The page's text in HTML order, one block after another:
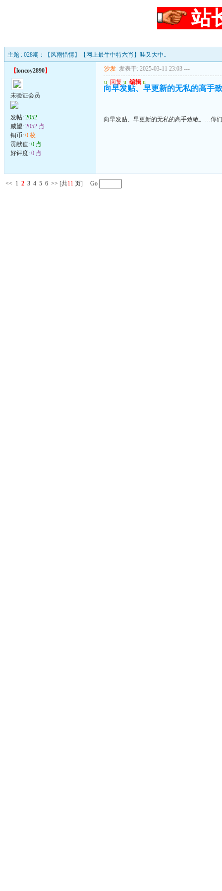
站
主题 : 028期：【风雨惜情】【网上最牛中特六肖】哇又大中..
【loncoy2890】
未验证会员
发帖: 2052
威望: 2052 点
铜币: 0 枚
贡献值: 0 点
好评度: 0 点
沙发 发表于: 2025-03-11 23:03 ---
u 回复 u 编辑 u
向早发贴、早更新的无私的高手
向早发贴、早更新的无私的高手致敬。…你
<< 1 2 3 4 5 6 >> [共11 页] Go